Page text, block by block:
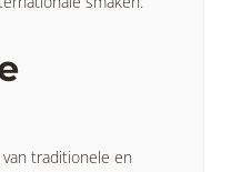
traditionele en